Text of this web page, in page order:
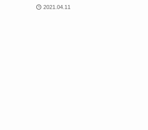
2021.04.11